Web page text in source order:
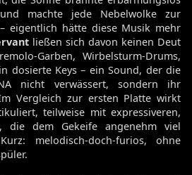
machte jede Nebelwolke zur
eigentlich hätte diese Musik mehr
ließen sich davon keinen Deut
Garben, Wirbelsturm-Drums,
dosierte Keys – ein Sound, der die
nicht verwässert, sondern ihr
Vergleich zur ersten Platte wirkt
teilweise mit expressiveren,
die dem Gekeife angenehm viel
melodisch-doch-furios, ohne